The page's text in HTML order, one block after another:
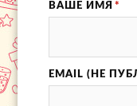
ВАШЕ ИМЯ *
EMAIL (НЕ